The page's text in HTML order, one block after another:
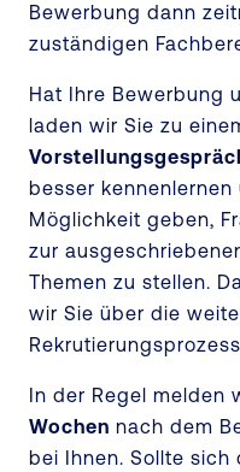
Bewerbung dann
zuständigen
Hat Ihre Bewerbung
laden wir Sie zu
besser
Möglichkeit geben,
zur
Themen zu stellen.
wir Sie über die
In der Regel melden
Wochen nach dem
bei Ihnen. Sollte sich